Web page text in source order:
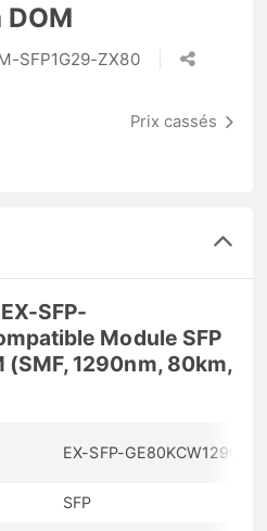
SFP1G29-ZX80
Prix cassés
SFP-
Module SFP
(SMF, 1290nm, 80km,
EX-SFP-GE80KCW1290
SFP